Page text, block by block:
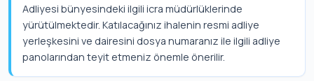
Adliyesi bünyesindeki ilgili icra müdürlüklerinde
yürütülmektedir. Katılacağınız ihalenin resmi adliye
yerleşkesini ve dairesini dosya numaranız ile ilgili adliye
panolarından teyit etmeniz önemle önerilir.